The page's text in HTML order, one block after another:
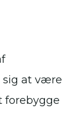
sig at være
forebygge